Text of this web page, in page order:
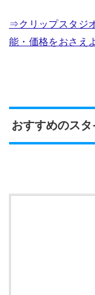
⇒クリップスタジ
能・価格をおさえ
おすすめのス